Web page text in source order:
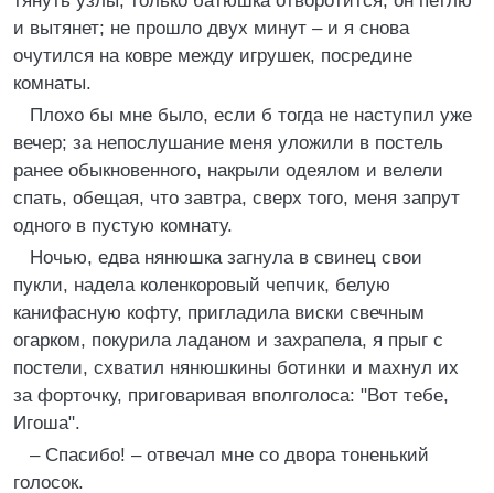
и вытянет; не прошло двух минут – и я снова
очутился на ковре между игрушек, посредине
комнаты.
Плохо бы мне было, если б тогда не наступил уже
вечер; за непослушание меня уложили в постель
ранее обыкновенного, накрыли одеялом и велели
спать, обещая, что завтра, сверх того, меня запрут
одного в пустую комнату.
Ночью, едва нянюшка загнула в свинец свои
пукли, надела коленкоровый чепчик, белую
канифасную кофту, пригладила виски свечным
огарком, покурила ладаном и захрапела, я прыг с
постели, схватил нянюшкины ботинки и махнул их
за форточку, приговаривая вполголоса: "Вот тебе,
Игоша".
– Спасибо! – отвечал мне со двора тоненький
голосок.